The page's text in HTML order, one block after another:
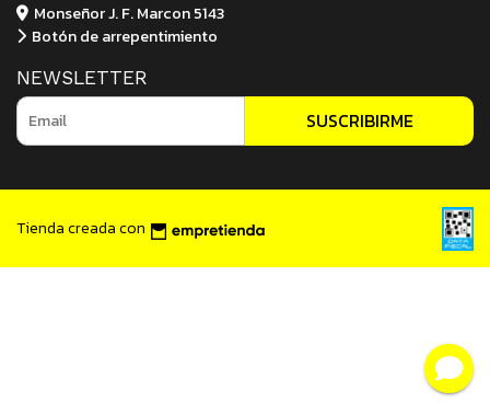
Monseñor J. F. Marcon 5143
Botón de arrepentimiento
NEWSLETTER
SUSCRIBIRME
Tienda creada con